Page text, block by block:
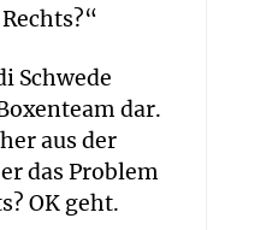
Schwede
dar.
aus der
das Problem
OK geht.